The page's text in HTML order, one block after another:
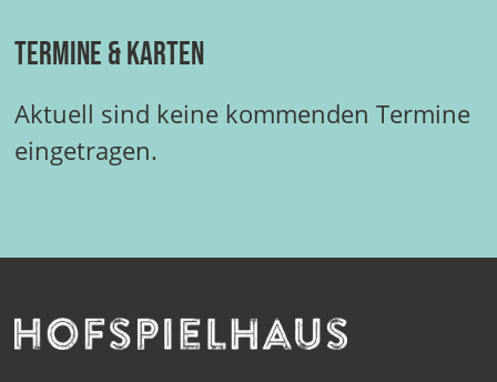
Termine & Karten
Aktuell sind keine kommenden Termine
eingetragen.